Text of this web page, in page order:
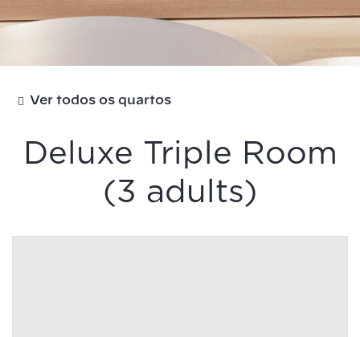
Ver todos os quartos
Deluxe Triple Room
(3 adults)